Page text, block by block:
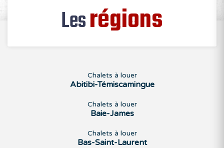
Lesrégions
Chalets à louer
Abitibi-Témiscamingue
Chalets à louer
Baie-James
Chalets à louer
Bas-Saint-Laurent